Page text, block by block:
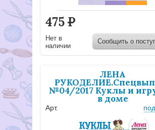
475Р
Нет в
наличии
Сообщить о
ЛЕНА
№04/2017 Куклы и
в доме
Арт.